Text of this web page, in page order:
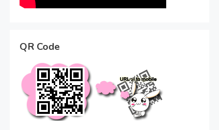
QR Code